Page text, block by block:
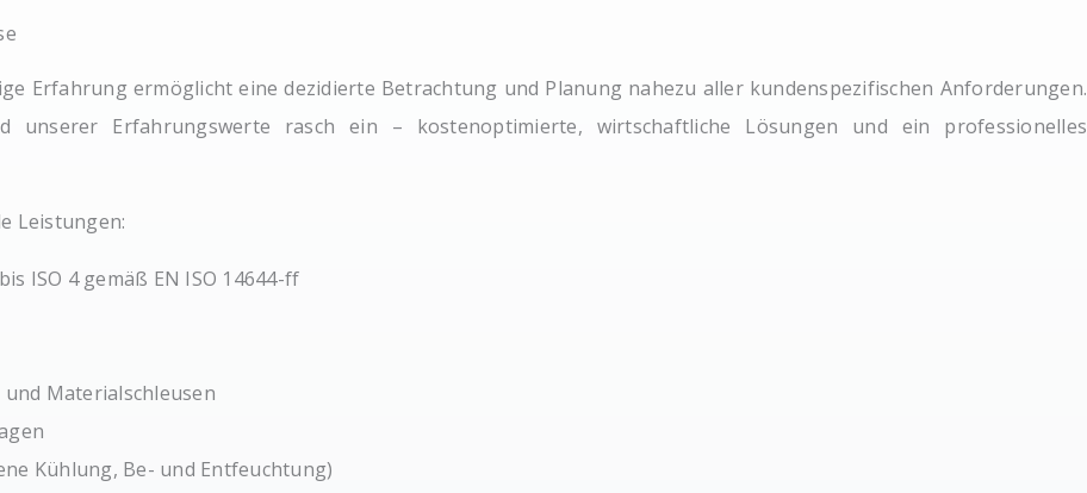
Erfahrung ermöglicht eine dezidierte Betrachtung und Planung nahezu aller kundenspezifischen Anforderungen.
Erfahrungswerte rasch ein – kostenoptimierte, wirtschaftliche Lösungen und ein professionelles
Leistungen:
ISO 4 gemäß EN ISO 14644-ff
Materialschleusen
Kühlung, Be- und Entfeuchtung)